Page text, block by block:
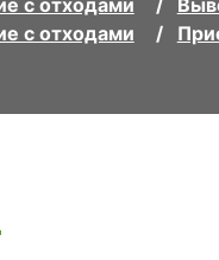
с отходами
с отходами